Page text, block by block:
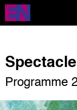
Aller
contenu
Programme